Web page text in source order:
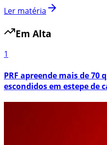
Ler matéria
Em Alta
1
PRF apreende mais de 70
escondidos em estepe de